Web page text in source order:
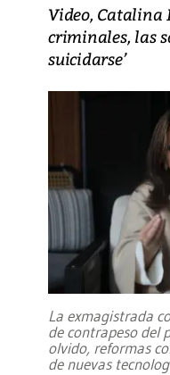
Video, Catalina
criminales, las
suicidarse’
La exmagistrada
de contrapeso del
olvido, reformas
de nuevas